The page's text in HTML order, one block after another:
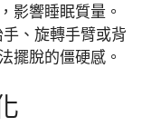
影響睡眠質量。
手、旋轉手臂或背
擺脫的僵硬感。